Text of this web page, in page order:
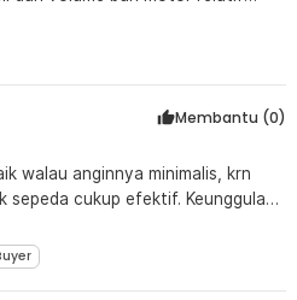
tekanannya naik. PxV/T.semoga
Membantu (0)
walau anginnya minimalis, krn
sepeda cukup efektif. Keunggulan
mudah dibawa2 saat bersepeda.